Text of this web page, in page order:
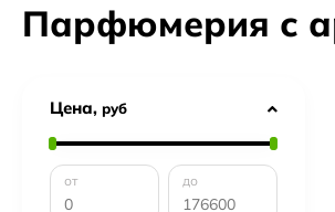
Парфюмерия с
Цена, руб
от до